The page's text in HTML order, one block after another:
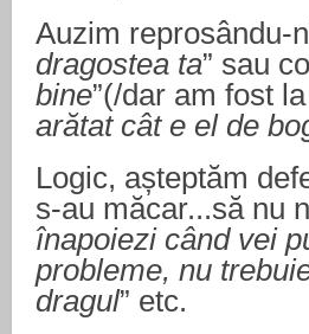
Auzim reprosându-
dragostea ta” sau
bine”(/dar am fost
arătat cât e el de
Logic, așteptăm
s-au măcar...să nu
înapoiezi când vei
probleme, nu
dragul” etc.